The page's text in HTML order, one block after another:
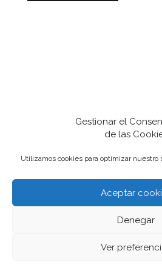
Gestionar el
de las
Utilizamos cookies para optimizar nuestro
Aceptar
Denegar
Ver